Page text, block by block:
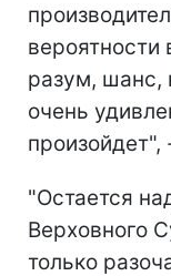
вероятности
разум, шанс,
очень
произойдет",
"Остается
Верховного
только